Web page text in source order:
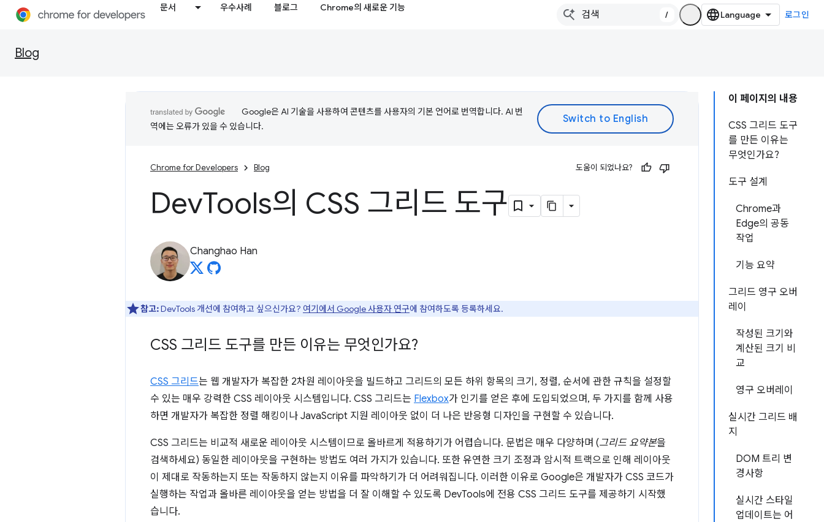
문서 우수사례 블로그 Chrome의 새로운 기능
/ 로그인
Blog
이 페이지의 내용
CSS 그리드 도구
를 만든 이유는
무엇인가요?
도구 설계
Chrome과
Edge의 공동
작업
기능 요약
그리드 영구 오버
레이
작성된 크기와
계산된 크기 비
교
영구 오버레이
실시간 그리드 배
지
DOM 트리 변
경사항
실시간 스타일
업데이트는 어
Google은 AI 기술을 사용하여 콘텐츠를 사용자의 기본 언어로 번역합니다. AI 번
역에는 오류가 있을 수 있습니다.
Chrome for Developers Blog 도움이 되었나요?
DevTools의 CSS 그리드 도구
Changhao Han
참고:DevTools 개선에 참여하고 싶으신가요? 여기에서 Google 사용자 연구에 참여하도록 등록하세요.
CSS 그리드 도구를 만든 이유는 무엇인가요?
CSS 그리드는 웹 개발자가 복잡한 2차원 레이아웃을 빌드하고 그리드의 모든 하위 항목의 크기, 정렬, 순서에 관한 규칙을 설정할
수 있는 매우 강력한 CSS 레이아웃 시스템입니다. CSS 그리드는 Flexbox가 인기를 얻은 후에 도입되었으며, 두 가지를 함께 사용
하면 개발자가 복잡한 정렬 해킹이나 JavaScript 지원 레이아웃 없이 더 나은 반응형 디자인을 구현할 수 있습니다.
CSS 그리드는 비교적 새로운 레이아웃 시스템이므로 올바르게 적용하기가 어렵습니다. 문법은 매우 다양하며 (그리드 요약본을
검색하세요) 동일한 레이아웃을 구현하는 방법도 여러 가지가 있습니다. 또한 유연한 크기 조정과 암시적 트랙으로 인해 레이아웃
이 제대로 작동하는지 또는 작동하지 않는지 이유를 파악하기가 더 어려워집니다. 이러한 이유로 Google은 개발자가 CSS 코드가
실행하는 작업과 올바른 레이아웃을 얻는 방법을 더 잘 이해할 수 있도록 DevTools에 전용 CSS 그리드 도구를 제공하기 시작했
습니다.